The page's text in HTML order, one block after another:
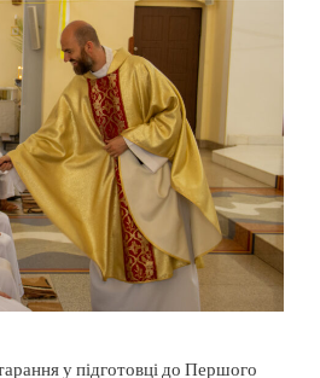
у підготовці до Першого